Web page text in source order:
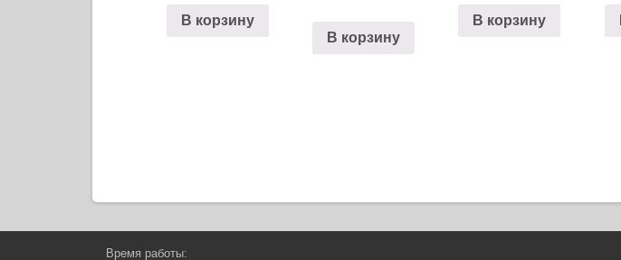
В корзину
В корзину
В корзину
по
записям
Время работы: